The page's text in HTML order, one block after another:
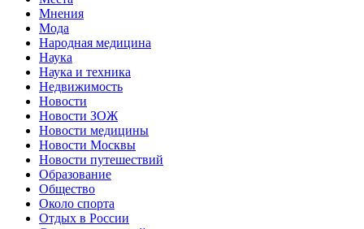
Мнения
Мода
Народная медицина
Наука
Наука и техника
Недвижимость
Новости
Новости ЗОЖ
Новости медицины
Новости Москвы
Новости путешествий
Образование
Общество
Около спорта
Отдых в России